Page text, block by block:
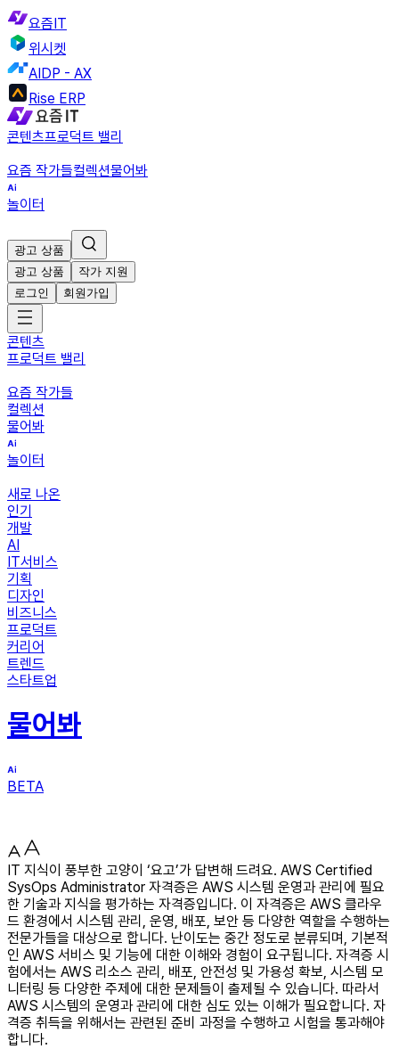
요즘IT
위시켓
AIDP - AX
Rise ERP
콘텐츠프로덕트 밸리
요즘 작가들컬렉션물어봐
놀이터
광고 상품
광고 상품
작가 지원
로그인
회원가입
콘텐츠
프로덕트 밸리
요즘 작가들
컬렉션
물어봐
놀이터
새로 나온
인기
개발
AI
IT서비스
기획
디자인
비즈니스
프로덕트
커리어
트렌드
스타트업
물어봐
BETA
IT 지식이 풍부한 고양이 ‘요고’가 답변해 드려요. AWS Certified
SysOps Administrator 자격증은 AWS 시스템 운영과 관리에 필요
한 기술과 지식을 평가하는 자격증입니다. 이 자격증은 AWS 클라우
드 환경에서 시스템 관리, 운영, 배포, 보안 등 다양한 역할을 수행하는
전문가들을 대상으로 합니다. 난이도는 중간 정도로 분류되며, 기본적
인 AWS 서비스 및 기능에 대한 이해와 경험이 요구됩니다. 자격증 시
험에서는 AWS 리소스 관리, 배포, 안전성 및 가용성 확보, 시스템 모
니터링 등 다양한 주제에 대한 문제들이 출제될 수 있습니다. 따라서
AWS 시스템의 운영과 관리에 대한 심도 있는 이해가 필요합니다. 자
격증 취득을 위해서는 관련된 준비 과정을 수행하고 시험을 통과해야
합니다.